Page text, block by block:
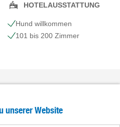
HOTELAUSSTATTUNG
Hund willkommen
101 bis 200 Zimmer
unserer Website